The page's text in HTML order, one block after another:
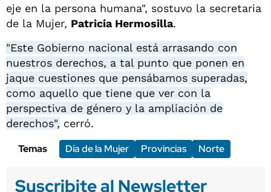
eje en la persona humana", sostuvo la secretaria
de la Mujer, Patricia Hermosilla.
"Este Gobierno nacional está arrasando con
nuestros derechos, a tal punto que ponen en
jaque cuestiones que pensábamos superadas,
como aquello que tiene que ver con la
perspectiva de género y la ampliación de
derechos", cerró.
Temas
Día de la Mujer Provincias Norte
Suscribite al Newsletter